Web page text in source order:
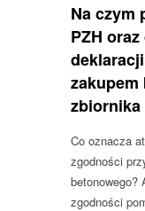
Na czym
PZH
Co oznacza
zgodności
betonowego?
zgodności